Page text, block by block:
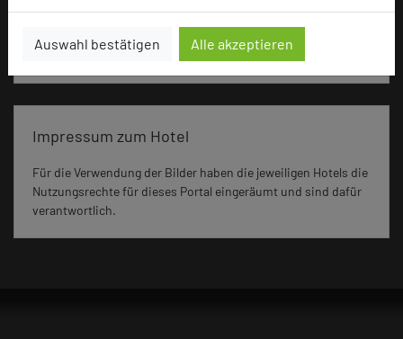
Auswahl bestätigen Alle akzeptieren
3341 Seiten dieses Hotels wurden in den
vergangenen 30 Tagen auf diesem Portal aufgerufen.
Impressum zum Hotel
Für die Verwendung der Bilder haben die jeweiligen Hotels die
Nutzungsrechte für dieses Portal eingeräumt und sind dafür
verantwortlich.